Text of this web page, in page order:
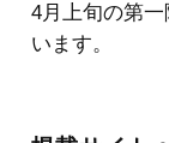
4月上旬の第
います。